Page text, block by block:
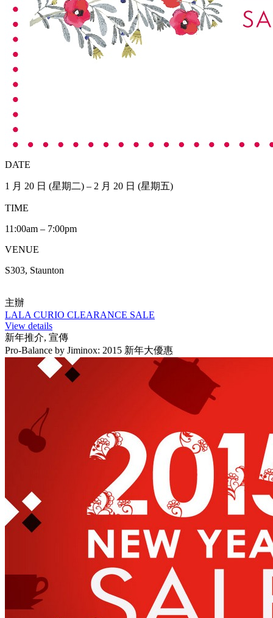
DATE
1 月 20 日 (星期二) – 2 月 20 日 (星期五)
TIME
11:00am – 7:00pm
VENUE
S303, Staunton
主辦
LALA CURIO CLEARANCE SALE
View details
新年推介, 宣傳
Pro-Balance by Jiminox: 2015 新年大優惠